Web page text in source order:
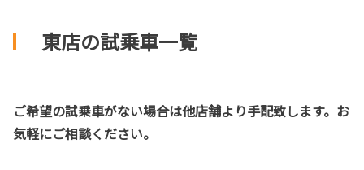
東店の試乗車一覧
ご希望の試乗車がない場合は他店舗より手配致します。お
気軽にご相談ください。